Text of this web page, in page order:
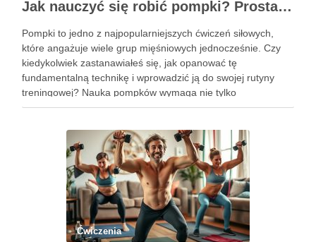
Jak nauczyć się robić pompki? Prosta technika dla początkujących
Pompki to jedno z najpopularniejszych ćwiczeń siłowych,
które angażuje wiele grup mięśniowych jednocześnie. Czy
kiedykolwiek zastanawiałeś się, jak opanować tę
fundamentalną technikę i wprowadzić ją do swojej rutyny
treningowej? Nauka pompków wymaga nie tylko
determinacji, ale także zrozumienia poprawnej formy i
Ćwiczenia